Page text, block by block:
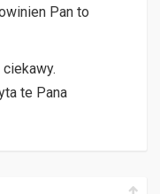
Pan to
te Pana